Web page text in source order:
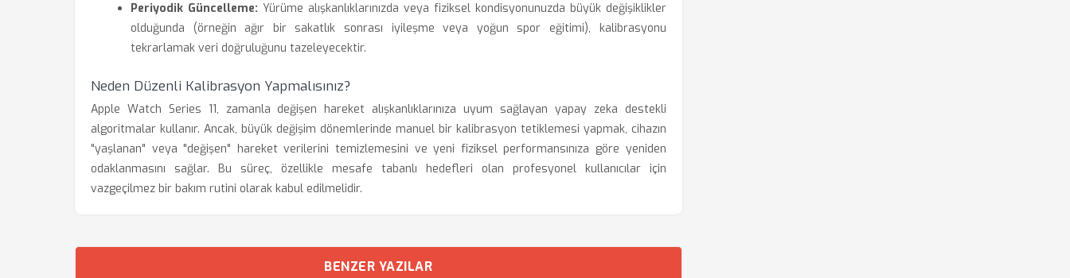
Periyodik Güncelleme: Yürüme alışkanlıklarınızda veya fiziksel kondisyonunuzda büyük değişiklikler
olduğunda (örneğin ağır bir sakatlık sonrası iyileşme veya yoğun spor eğitimi), kalibrasyonu
tekrarlamak veri doğruluğunu tazeleyecektir.
Neden Düzenli Kalibrasyon Yapmalısınız?
Apple Watch Series 11, zamanla değişen hareket alışkanlıklarınıza uyum sağlayan yapay zeka destekli
algoritmalar kullanır. Ancak, büyük değişim dönemlerinde manuel bir kalibrasyon tetiklemesi yapmak, cihazın
"yaşlanan" veya "değişen" hareket verilerini temizlemesini ve yeni fiziksel performansınıza göre yeniden
odaklanmasını sağlar. Bu süreç, özellikle mesafe tabanlı hedefleri olan profesyonel kullanıcılar için
vazgeçilmez bir bakım rutini olarak kabul edilmelidir.
BENZER YAZILAR